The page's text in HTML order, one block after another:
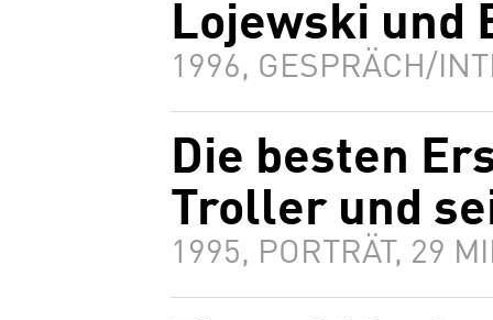
Lojewski und
1996, GESPRÄCH/
Die besten
Troller und
1995, PORTRÄT, 29